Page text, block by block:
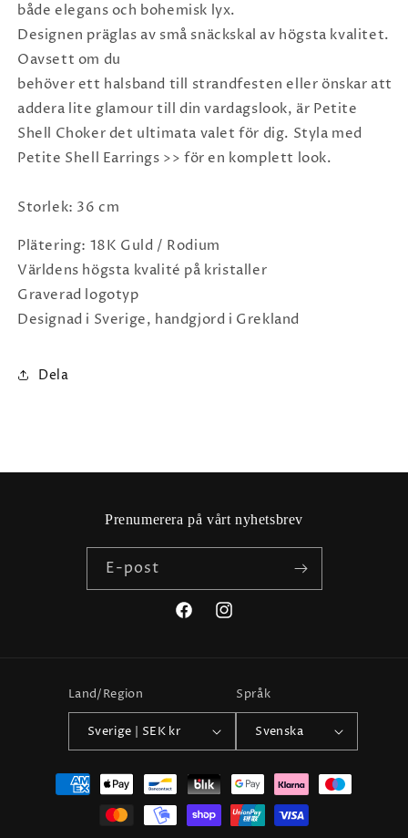
både elegans och bohemisk lyx.
Designen präglas av små snäckskal av högsta kvalitet.
Oavsett om du
behöver ett halsband till strandfesten eller önskar att
addera lite glamour till din vardagslook, är Petite
Shell Choker det ultimata valet för dig. Styla med
Petite Shell Earrings >> för en komplett look.
Storlek: 36 cm
Plätering: 18K Guld / Rodium
Världens högsta kvalité på kristaller
Graverad logotyp
Designad i Sverige, handgjord i Grekland
Dela
Prenumerera på vårt nyhetsbrev
E-post
FacebookInstagram
Land/Region
Sverige | SEK kr
Språk
Svenska
Betalningsmetoder